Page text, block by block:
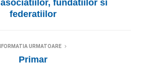
fundatiilor si
federatiilor
URMATOARE
Primar